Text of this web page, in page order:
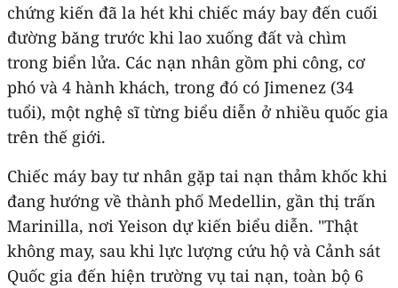
chứng kiến đã la hét khi chiếc máy bay đến cuối
đường băng trước khi lao xuống đất và chìm
trong biển lửa. Các nạn nhân gồm phi công, cơ
phó và 4 hành khách, trong đó có Jimenez (34
tuổi), một nghệ sĩ từng biểu diễn ở nhiều quốc gia
trên thế giới.
Chiếc máy bay tư nhân gặp tai nạn thảm khốc khi
đang hướng về thành phố Medellin, gần thị trấn
Marinilla, nơi Yeison dự kiến biểu diễn. "Thật
không may, sau khi lực lượng cứu hộ và Cảnh sát
Quốc gia đến hiện trường vụ tai nạn, toàn bộ 6